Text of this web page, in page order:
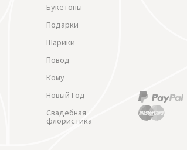
Букетоны
Подарки
Шарики
Повод
Кому
Новый Год
Свадебная
флористика